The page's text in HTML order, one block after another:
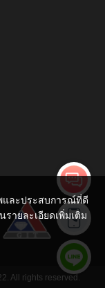
All rights reserved.
และประสบการณ์ที่ดี
ายละเอียดเพิ่มเติม